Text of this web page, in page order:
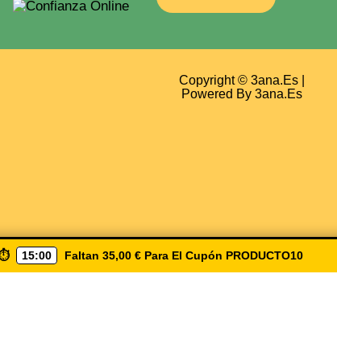
Copyright © 3ana.es |
Powered By 3ana.es
15:00 Faltan 35,00 € Para El Cupón PRODUCTO10